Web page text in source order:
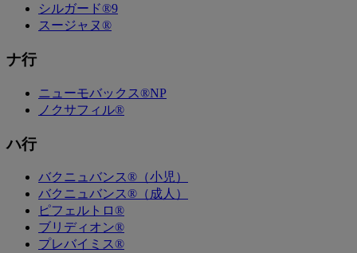
シルガード®9
スージャヌ®
ナ行
ニューモバックス®NP
ノクサフィル®
ハ行
バクニュバンス®（小児）
バクニュバンス®（成人）
ピフェルトロ®
ブリディオン®
プレバイミス®